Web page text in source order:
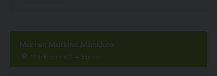
Murren Murkina Mankkaa
Mankkaantie 2-4, Espoo